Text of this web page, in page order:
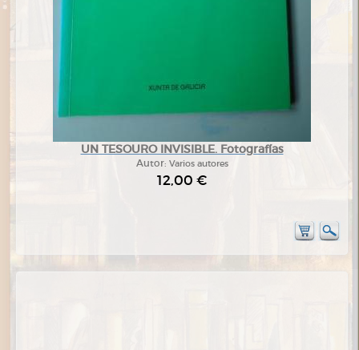
UN TESOURO INVISIBLE. Fotografías
Autor: Varios autores
12,00 €